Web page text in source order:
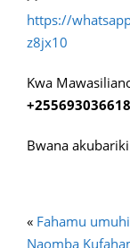
https://
z8jx10
Kwa
+255693036618
Bwana
« Fahamu
Naomba